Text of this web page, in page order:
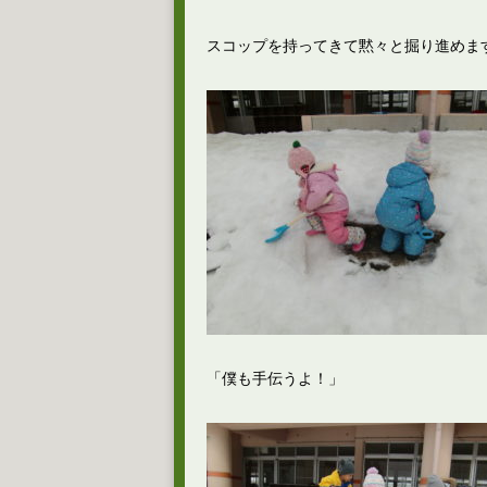
スコップを持ってきて黙々と掘り進めま
「僕も手伝うよ！」